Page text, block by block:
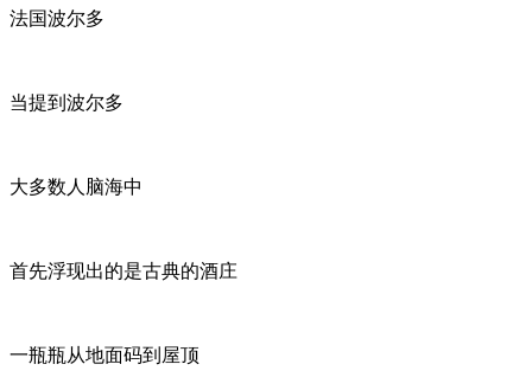
法国波尔多
当提到波尔多
大多数人脑海中
首先浮现出的是古典的酒庄
一瓶瓶从地面码到屋顶